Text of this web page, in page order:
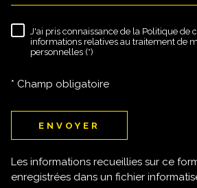
RÈGLEMENTATION
J'ai pris connaissance de la Politique de
informations relatives au traitement de
personnelles (*)
* Champ obligatoire
ENVOYER
Les informations recueillies sur ce
enregistrées dans un fichier